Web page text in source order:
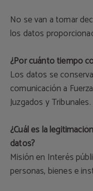
No se van a tomar
los datos
¿Por cuánto tiempo
Los datos se
comunicación a
Juzgados y Tribunales.
¿Cuál es la
datos?
Misión en Interés
personas, bienes e